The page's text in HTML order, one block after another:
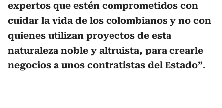
expertos que estén comprometidos con
cuidar la vida de los colombianos y no con
quienes utilizan proyectos de esta
naturaleza noble y altruista, para crearle
negocios a unos contratistas del Estado”.